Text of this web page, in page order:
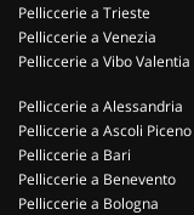
Pelliccerie a Trieste
Pelliccerie a Venezia
Pelliccerie a Vibo Valentia
Pelliccerie a Alessandria
Pelliccerie a Ascoli Piceno
Pelliccerie a Bari
Pelliccerie a Benevento
Pelliccerie a Bologna